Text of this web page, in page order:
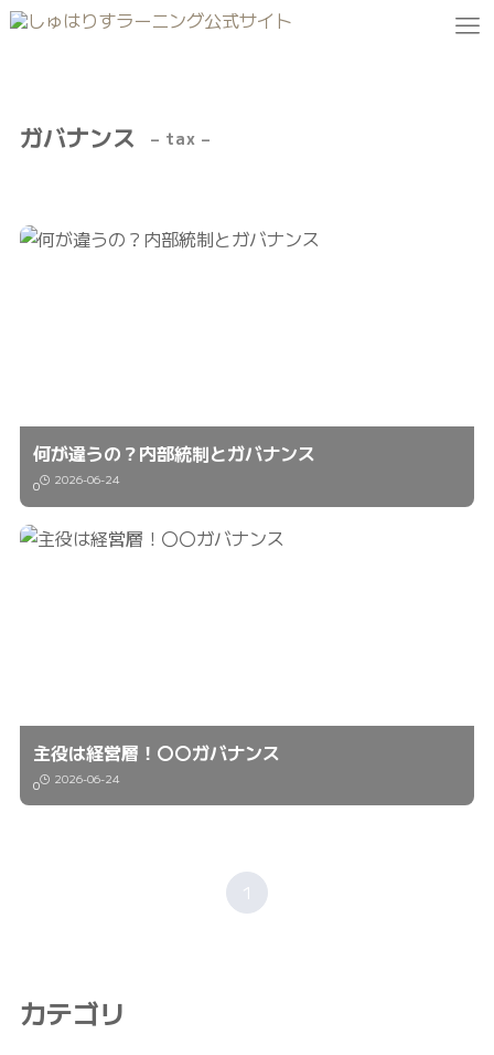
ガバナンス – tax –
何が違うの？内部統制とガバナンス
0 2026-06-24
主役は経営層！〇〇ガバナンス
0 2026-06-24
1
カテゴリ